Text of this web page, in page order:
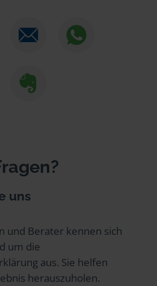
uns
und Berater kennen sich
um die
aus. Sie helfen
herauszuholen.